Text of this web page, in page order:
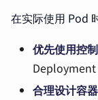
在实际使用 Pod
优先使用控
Deployment
合理设计容器